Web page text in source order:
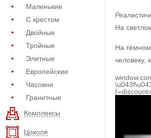
Маленькие
С крестом
Двойные
Тройные
Элитные
Европейские
Часовни
Гранитные
Комплексы
Цоколя
На
На тёмном
человеку,